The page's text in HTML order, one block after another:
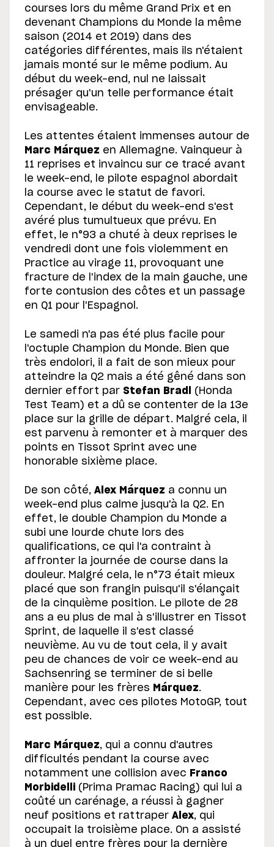
courses lors du même Grand Prix et en
devenant Champions du Monde la même
saison (2014 et 2019) dans des
catégories différentes, mais ils n'étaient
jamais monté sur le même podium. Au
début du week-end, nul ne laissait
présager qu'un telle performance était
envisageable.
Les attentes étaient immenses autour de
Marc Márquez en Allemagne. Vainqueur à
11 reprises et invaincu sur ce tracé avant
le week-end, le pilote espagnol abordait
la course avec le statut de favori.
Cependant, le début du week-end s'est
avéré plus tumultueux que prévu. En
effet, le n°93 a chuté à deux reprises le
vendredi dont une fois violemment en
Practice au virage 11, provoquant une
fracture de l'index de la main gauche, une
forte contusion des côtes et un passage
en Q1 pour l'Espagnol.
Le samedi n'a pas été plus facile pour
l'octuple Champion du Monde. Bien que
très endolori, il a fait de son mieux pour
atteindre la Q2 mais a été gêné dans son
dernier effort par Stefan Bradl
(Honda
Test Team) et a dû se contenter de la 13e
place sur la grille de départ. Malgré cela, il
est parvenu à remonter et à marquer des
points en Tissot Sprint avec une
honorable sixième place.
De son côté, Alex Márquez a connu un
week-end plus calme jusqu'à la Q2. En
effet, le double Champion du Monde a
subi une lourde chute lors des
qualifications, ce qui l'a contraint à
affronter la journée de course dans la
douleur. Malgré cela, le n°73 était mieux
placé que son frangin puisqu'il s'élançait
de la cinquième position. Le pilote de 28
ans a eu plus de mal à s'illustrer en Tissot
Sprint, de laquelle il s'est classé
neuvième. Au vu de tout cela, il y avait
peu de chances de voir ce week-end au
Sachsenring se terminer de si belle
manière pour les frères Márquez.
Cependant, avec ces pilotes MotoGP, tout
est possible.
Marc Márquez, qui a connu d'autres
difficultés pendant la course avec
notamment une collision avec Franco
Morbidelli (Prima Pramac Racing) qui lui a
coûté un carénage, a réussi à gagner
neuf positions et rattraper Alex, qui
occupait la troisième place. On a assisté
à un duel entre frères pour la dernière